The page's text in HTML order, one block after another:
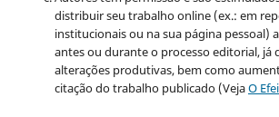
distribuir seu trabalho online (ex.: em
institucionais ou na sua página pessoal)
antes ou durante o processo editorial, já
alterações produtivas, bem como
citação do trabalho publicado (VejaO